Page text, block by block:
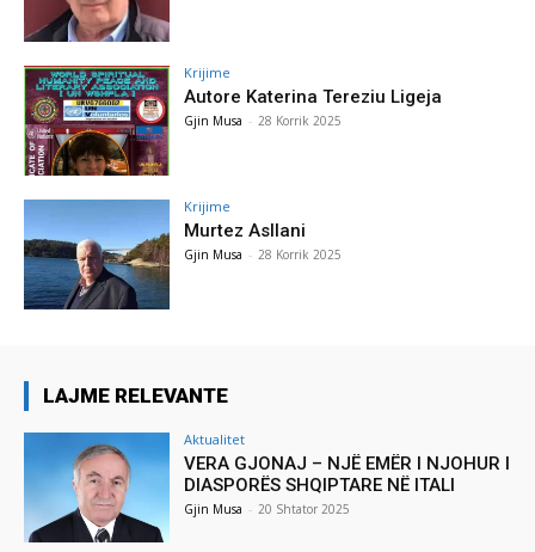
Krijime
Autore Katerina Tereziu Ligeja
Gjin Musa - 28 Korrik 2025
Krijime
Murtez Asllani
Gjin Musa - 28 Korrik 2025
LAJME RELEVANTE
Aktualitet
VERA GJONAJ – NJË EMËR I NJOHUR I
DIASPORËS SHQIPTARE NË ITALI
Gjin Musa - 20 Shtator 2025